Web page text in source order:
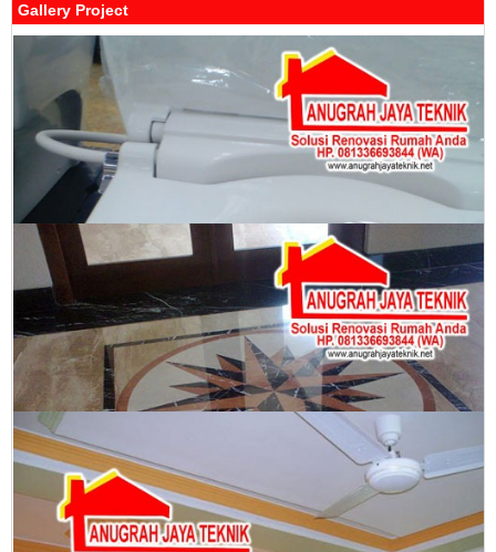
Gallery Project